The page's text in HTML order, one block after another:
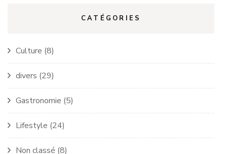
CATÉGORIES
Culture (8)
divers (29)
Gastronomie (5)
Lifestyle (24)
Non classé (8)